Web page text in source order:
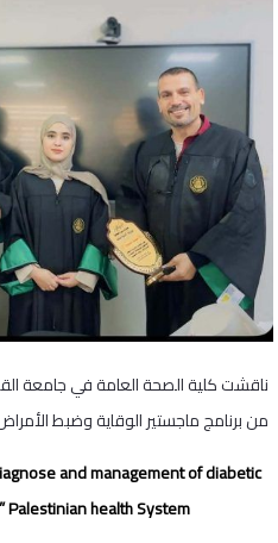
ناقشت كلية الصحة العامة في جامعة
من برنامج ماجستير الوقاية وضبط
and management of diabetic
health System”.